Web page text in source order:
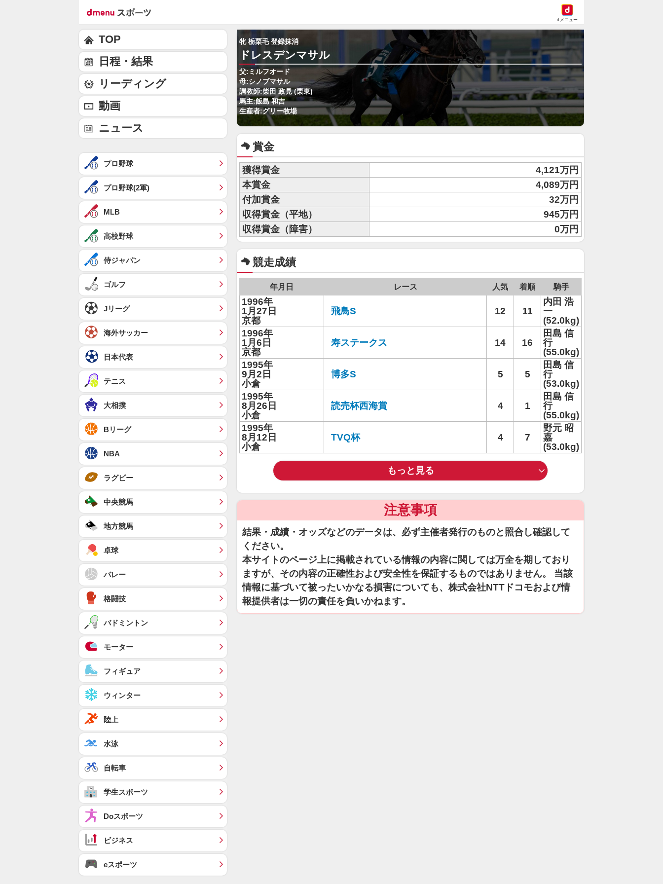
dメニュー
牝 栃栗毛 登録抹消
ドレスデンマサル
父:ミルフオード
母:シノブマサル
調教師:柴田 政見 (栗東)
馬主:飯島 和吉
生産者:グリー牧場
賞金
獲得賞金
4,121万円
本賞金
4,089万円
付加賞金
32万円
収得賞金（平地）
945万円
収得賞金（障害）
0万円
競走成績
年月日 レース 人気 着順 騎手
1996年
1月27日
京都
飛鳥S 12 11
内田 浩
一
(52.0kg)
1996年
1月6日
京都
寿ステークス 14 16
田島 信
行
(55.0kg)
1995年
9月2日
小倉
博多S 5 5
田島 信
行
(53.0kg)
1995年
8月26日
小倉
読売杯西海賞 4 1
田島 信
行
(55.0kg)
1995年
8月12日
小倉
TVQ杯 4 7
野元 昭
嘉
(53.0kg)
もっと見る
注意事項
結果・成績・オッズなどのデータは、必ず主催者発行のものと照合し確認して
ください。
本サイトのページ上に掲載されている情報の内容に関しては万全を期しており
ますが、その内容の正確性および安全性を保証するものではありません。 当該
情報に基づいて被ったいかなる損害についても、株式会社NTTドコモおよび情
報提供者は一切の責任を負いかねます。
TOP
日程・結果
リーディング
動画
ニュース
プロ野球
プロ野球(2軍)
MLB
高校野球
侍ジャパン
ゴルフ
Jリーグ
海外サッカー
日本代表
テニス
大相撲
Bリーグ
NBA
ラグビー
中央競馬
地方競馬
卓球
バレー
格闘技
バドミントン
モーター
フィギュア
ウィンター
陸上
水泳
自転車
学生スポーツ
Doスポーツ
ビジネス
eスポーツ